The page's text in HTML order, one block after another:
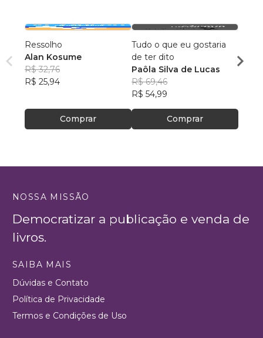
Ressolho
Alan Kosume
R$ 32,76
R$ 25,94
Comprar
Tudo o que eu gostaria
de ter dito
Paôla Silva de Lucas
R$ 69,46
R$ 54,99
Comprar
não
Carla
NOSSA MISSÃO
Democratizar a publicação e venda de
livros.
SAIBA MAIS
Dúvidas e Contato
Política de Privacidade
Termos e Condições de Uso